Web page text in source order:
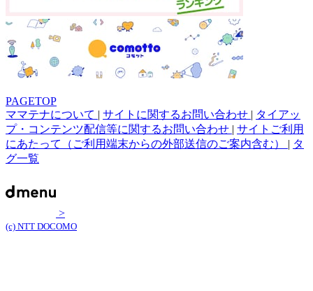
PAGETOP
ママテナについて | サイトに関するお問い合わせ | タイアッ
プ・コンテンツ配信等に関するお問い合わせ | サイトご利用
にあたって（ご利用端末からの外部送信のご案内含む） | タ
グ一覧
>
(c) NTT DOCOMO